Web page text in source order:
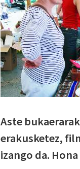
Aste
erakusketez,
izango da.